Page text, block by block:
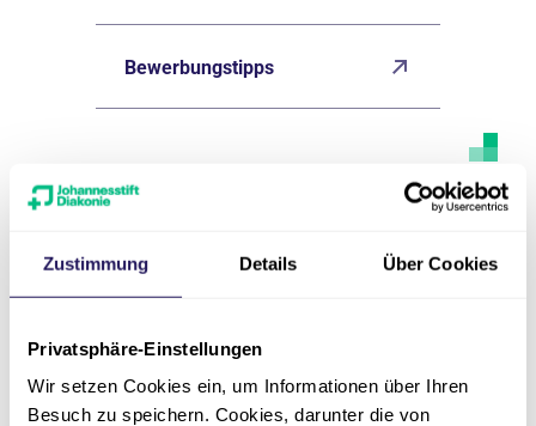
Zustimmung Details Über Cookies
Privatsphäre-Einstellungen
Wir setzen Cookies ein, um Informationen über Ihren
Besuch zu speichern. Cookies, darunter die von
Bewerbungstipps
Kontakt